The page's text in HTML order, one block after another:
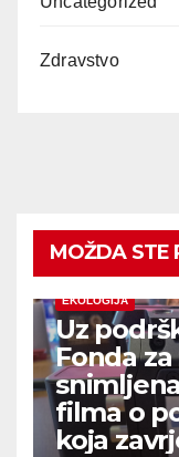
Zdravstvo
MOŽDA STE
EKOLOGIJA
Uz
Fonda
filma o
koja